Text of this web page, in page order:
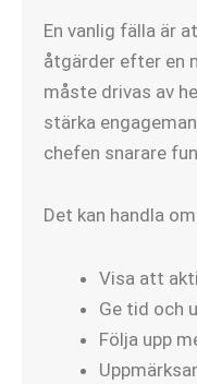
En vanlig fälla är
åtgärder efter en
måste drivas av
stärka
chefen snarare
Det kan handla
Visa att
Ge tid och
Följa upp